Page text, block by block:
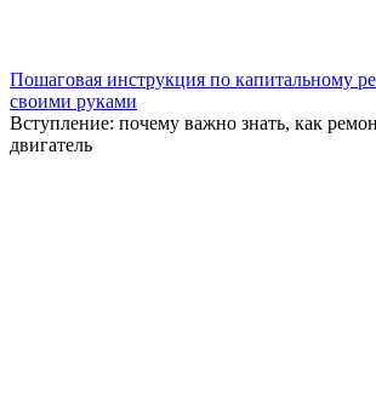
Пошаговая инструкция по капитальному
своими руками
Вступление: почему важно знать, как
двигатель